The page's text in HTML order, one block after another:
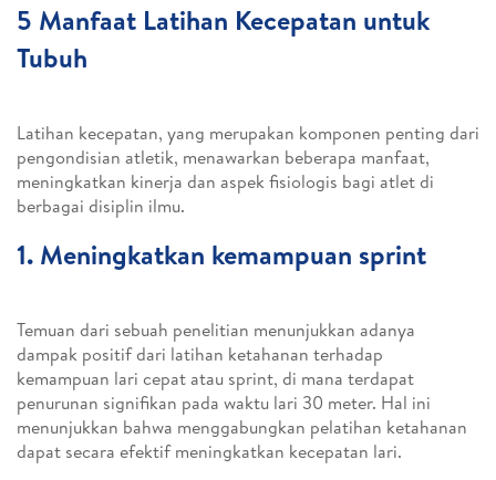
5 Manfaat Latihan Kecepatan untuk
Tubuh
Latihan kecepatan, yang merupakan komponen penting dari
pengondisian atletik, menawarkan beberapa manfaat,
meningkatkan kinerja dan aspek fisiologis bagi atlet di
berbagai disiplin ilmu.
1. Meningkatkan kemampuan sprint
Temuan dari sebuah penelitian menunjukkan adanya
dampak positif dari latihan ketahanan terhadap
kemampuan lari cepat atau sprint, di mana terdapat
penurunan signifikan pada waktu lari 30 meter. Hal ini
menunjukkan bahwa menggabungkan pelatihan ketahanan
dapat secara efektif meningkatkan kecepatan lari.